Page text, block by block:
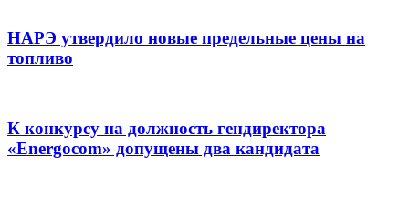
НАРЭ утвердило новые предельные цены на
топливо
К конкурсу на должность гендиректора
«Energocom» допущены два кандидата